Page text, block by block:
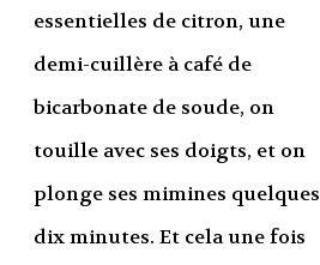
essentielles de citron, une
demi-cuillère à café de
bicarbonate de soude, on
touille avec ses doigts, et on
plonge ses mimines quelques
dix minutes. Et cela une fois